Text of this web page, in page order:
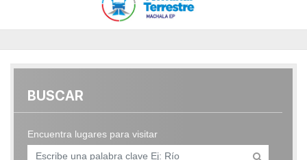
BUSCAR
Encuentra lugares para visitar